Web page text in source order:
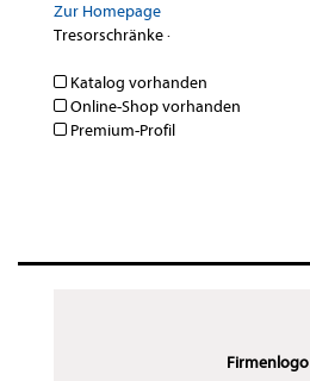
Zur Homepage
Tresorschränke·
Katalog vorhanden
Online-Shop vorhanden
Premium-Profil
Firmenlogo